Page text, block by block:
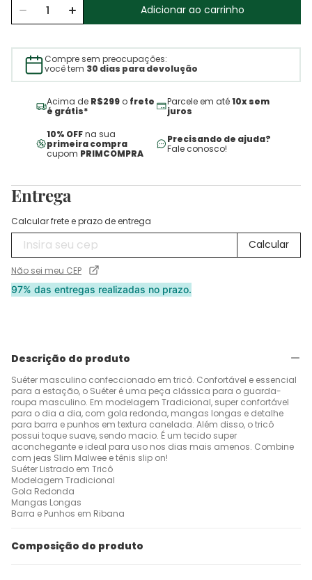
Adicionar ao carrinho
Compre sem preocupações:
você tem 30 dias para devolução
Acima de R$299 o frete
é grátis*
Parcele em até10x sem
juros
10% OFFna sua
primeira compra
cupom PRIMCOMPRA
Precisando de ajuda?
Fale conosco!
Entrega
Calcular frete e prazo de entrega
Não sei meu CEP
97% das entregas realizadas no prazo.
Descrição do produto
Suéter masculino confeccionado em tricô. Confortável e essencial
para a estação, o Suéter é uma peça clássica para o guarda-
roupa masculino. Em modelagem Tradicional, super confortável
para o dia a dia, com gola redonda, mangas longas e detalhe
para barra e punhos em textura canelada. Além disso, o tricô
possui toque suave, sendo macio. É um tecido super
aconchegante e ideal para uso nos dias mais amenos. Combine
com jeas Slim Malwee e tênis slip on!
Suéter Listrado em Tricô
Modelagem Tradicional
Gola Redonda
Mangas Longas
Barra e Punhos em Ribana
Composição do produto